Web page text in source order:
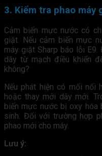
3. Kiểm tra phao máy
Cảm biến mực nước có
giặt. Nếu cảm biến mực
máy giặt Sharp báo lỗi
dây từ mạch điều khiển
không?
Nếu phát hiện có mối nối
hoặc thay mới dây mới.
biến mực nước bị oxy
sinh. Đối với trường hợp
phao mới cho máy.
Lưu ý: